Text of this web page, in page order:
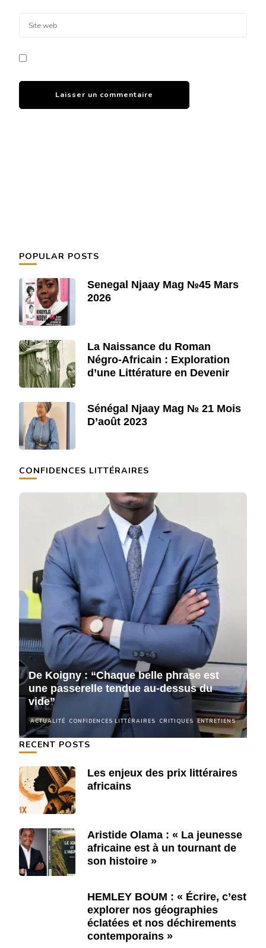
POPULAR POSTS
Senegal Njaay Mag №45 Mars
2026
La Naissance du Roman
Négro-Africain : Exploration
d’une Littérature en Devenir
Sénégal Njaay Mag № 21 Mois
D’août 2023
CONFIDENCES LITTÉRAIRES
ACTUALITÉ CONFIDENCES LITTÉRAIRES CRITIQUES ENTRETIENS
De Koigny : “Chaque belle phrase est
une passerelle tendue au-dessus du
vide”
RECENT POSTS
Les enjeux des prix littéraires
africains
Aristide Olama : « La jeunesse
africaine est à un tournant de
son histoire »
HEMLEY BOUM : « Écrire, c’est
explorer nos géographies
éclatées et nos déchirements
contemporains »